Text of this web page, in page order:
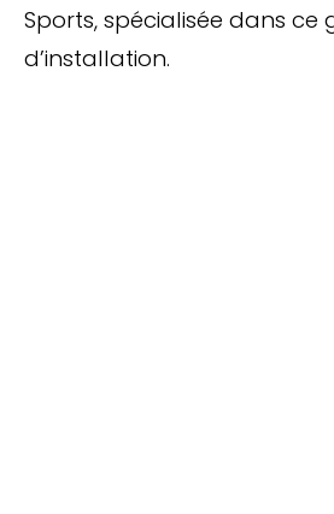
Sports, spécialisée dans ce
d’installation.